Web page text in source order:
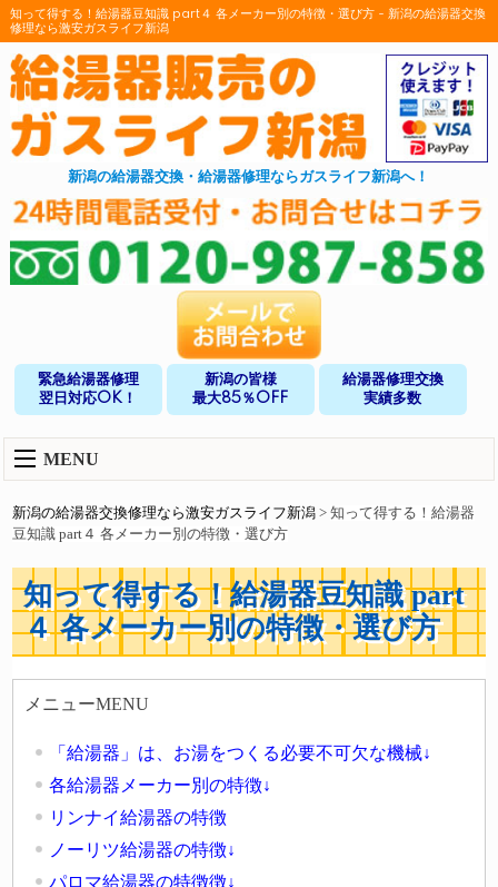
知って得する！給湯器豆知識 part４ 各メーカー別の特徴・選び方 - 新潟の給湯器交換
修理なら激安ガスライフ新潟
新潟の給湯器交換・給湯器修理ならガスライフ新潟へ！
緊急給湯器修理
翌日対応OK！
新潟の皆様
最大85％OFF
給湯器修理交換
実績多数
MENU
新潟の給湯器交換修理なら激安ガスライフ新潟 >知って得する！給湯器
豆知識 part４ 各メーカー別の特徴・選び方
知って得する！給湯器豆知識 part
４ 各メーカー別の特徴・選び方
メニューMENU
「給湯器」は、お湯をつくる必要不可欠な機械↓
各給湯器メーカー別の特徴↓
リンナイ給湯器の特徴
ノーリツ給湯器の特徴↓
パロマ給湯器の特徴徴↓